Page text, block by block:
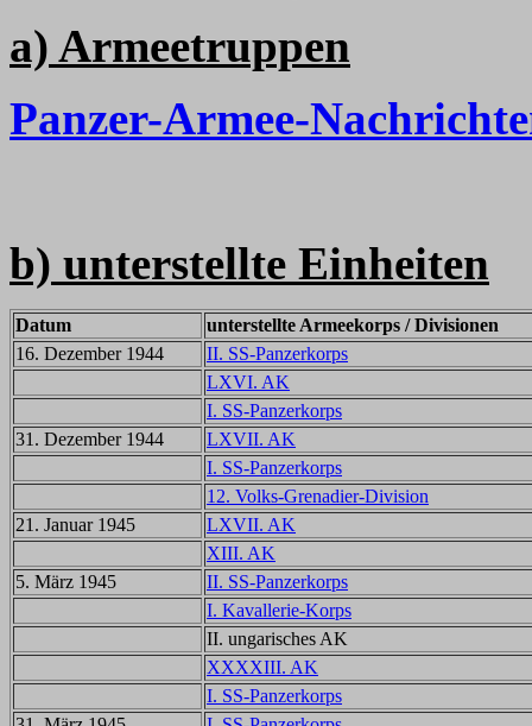
a) Armeetruppen
Panzer-Armee-
b) unterstellte Einheiten
Datum
unterstellte Armeekorps / Divisionen
16. Dezember 1944
II. SS-Panzerkorps
LXVI. AK
I. SS-Panzerkorps
31. Dezember 1944
LXVII. AK
I. SS-Panzerkorps
12. Volks-Grenadier-Division
21. Januar 1945
LXVII. AK
XIII. AK
5. März 1945
II. SS-Panzerkorps
I. Kavallerie-Korps
II. ungarisches AK
XXXXIII. AK
I. SS-Panzerkorps